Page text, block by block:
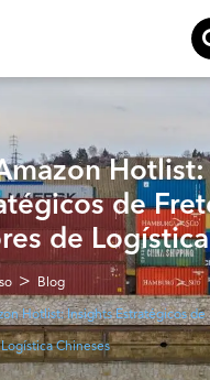
Hotlist:
de
de
Blog
Hotlist: Insights Estratégicos de
Chineses